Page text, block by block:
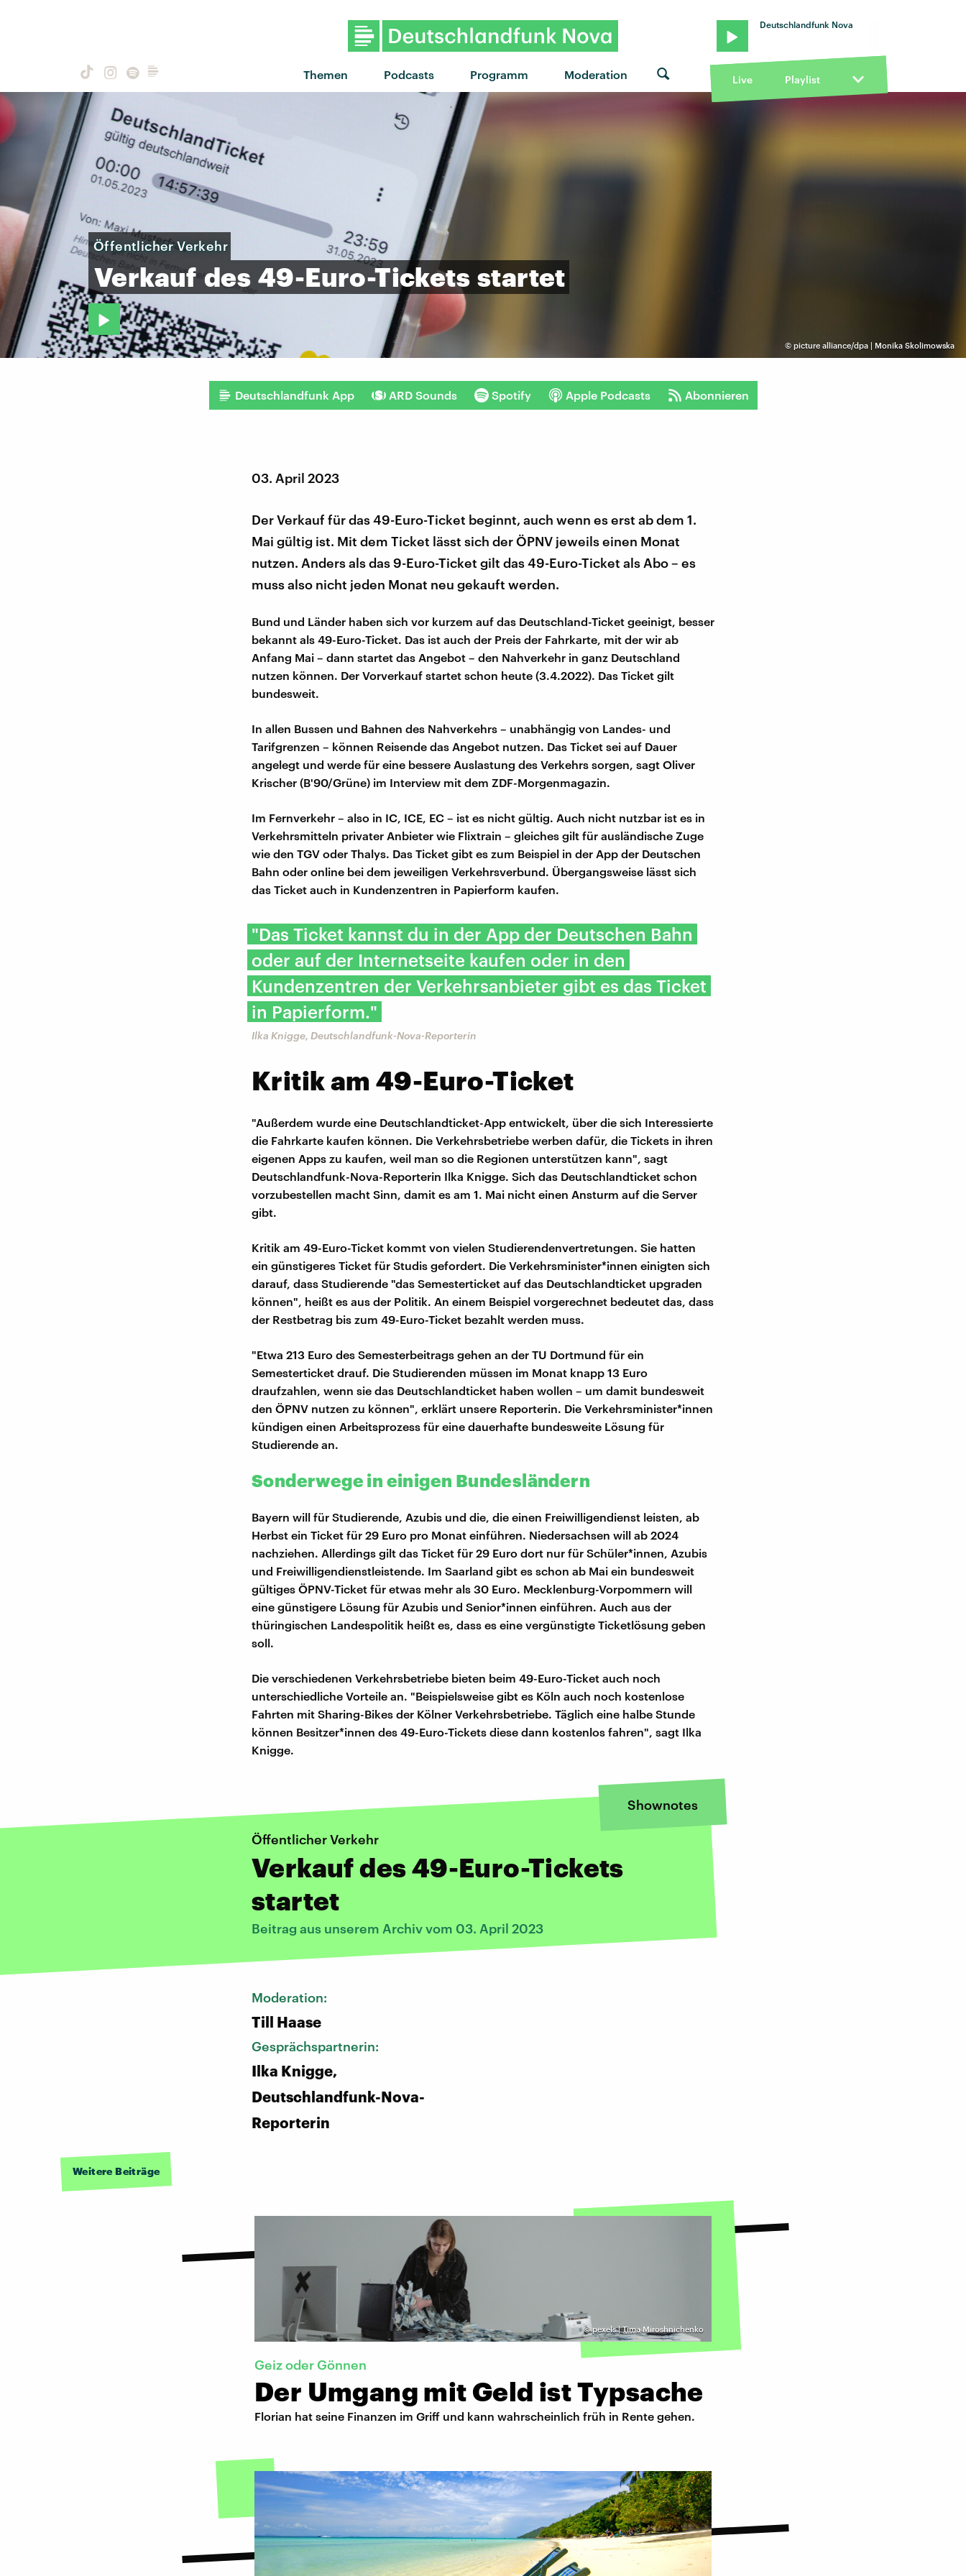
Themen Podcasts Programm Moderation
Deutschlandfunk Nova
Live Playlist
© picture alliance/dpa | Monika Skolimowska
Öffentlicher Verkehr
Verkauf des 49-Euro-Tickets startet
Deutschlandfunk App ARD Sounds Spotify Apple Podcasts Abonnieren
03. April 2023
Der Verkauf für das 49-Euro-Ticket beginnt, auch wenn es erst ab dem 1.
Mai gültig ist. Mit dem Ticket lässt sich der ÖPNV jeweils einen Monat
nutzen. Anders als das 9-Euro-Ticket gilt das 49-Euro-Ticket als Abo – es
muss also nicht jeden Monat neu gekauft werden.
Bund und Länder haben sich vor kurzem auf das Deutschland-Ticket geeinigt, besser
bekannt als 49-Euro-Ticket. Das ist auch der Preis der Fahrkarte, mit der wir ab
Anfang Mai – dann startet das Angebot – den Nahverkehr in ganz Deutschland
nutzen können. Der Vorverkauf startet schon heute (3.4.2022). Das Ticket gilt
bundesweit.
In allen Bussen und Bahnen des Nahverkehrs – unabhängig von Landes- und
Tarifgrenzen – können Reisende das Angebot nutzen. Das Ticket sei auf Dauer
angelegt und werde für eine bessere Auslastung des Verkehrs sorgen, sagt Oliver
Krischer (B'90/Grüne) im Interview mit dem ZDF-Morgenmagazin.
Im Fernverkehr – also in IC, ICE, EC – ist es nicht gültig. Auch nicht nutzbar ist es in
Verkehrsmitteln privater Anbieter wie Flixtrain – gleiches gilt für ausländische Zuge
wie den TGV oder Thalys. Das Ticket gibt es zum Beispiel in der App der Deutschen
Bahn oder online bei dem jeweiligen Verkehrsverbund. Übergangsweise lässt sich
das Ticket auch in Kundenzentren in Papierform kaufen.
"Das Ticket kannst du in der App der Deutschen Bahn
oder auf der Internetseite kaufen oder in den
Kundenzentren der Verkehrsanbieter gibt es das Ticket
in Papierform."
Ilka Knigge, Deutschlandfunk-Nova-Reporterin
Kritik am 49-Euro-Ticket
"Außerdem wurde eine Deutschlandticket-App entwickelt, über die sich Interessierte
die Fahrkarte kaufen können. Die Verkehrsbetriebe werben dafür, die Tickets in ihren
eigenen Apps zu kaufen, weil man so die Regionen unterstützen kann", sagt
Deutschlandfunk-Nova-Reporterin Ilka Knigge. Sich das Deutschlandticket schon
vorzubestellen macht Sinn, damit es am 1. Mai nicht einen Ansturm auf die Server
gibt.
Kritik am 49-Euro-Ticket kommt von vielen Studierendenvertretungen. Sie hatten
ein günstigeres Ticket für Studis gefordert. Die Verkehrsminister*innen einigten sich
darauf, dass Studierende "das Semesterticket auf das Deutschlandticket upgraden
können", heißt es aus der Politik. An einem Beispiel vorgerechnet bedeutet das, dass
der Restbetrag bis zum 49-Euro-Ticket bezahlt werden muss.
"Etwa 213 Euro des Semesterbeitrags gehen an der TU Dortmund für ein
Semesterticket drauf. Die Studierenden müssen im Monat knapp 13 Euro
draufzahlen, wenn sie das Deutschlandticket haben wollen – um damit bundesweit
den ÖPNV nutzen zu können", erklärt unsere Reporterin. Die Verkehrsminister*innen
kündigen einen Arbeitsprozess für eine dauerhafte bundesweite Lösung für
Studierende an.
Sonderwege in einigen Bundesländern
Bayern will für Studierende, Azubis und die, die einen Freiwilligendienst leisten, ab
Herbst ein Ticket für 29 Euro pro Monat einführen. Niedersachsen will ab 2024
nachziehen. Allerdings gilt das Ticket für 29 Euro dort nur für Schüler*innen, Azubis
und Freiwilligendienstleistende. Im Saarland gibt es schon ab Mai ein bundesweit
gültiges ÖPNV-Ticket für etwas mehr als 30 Euro. Mecklenburg-Vorpommern will
eine günstigere Lösung für Azubis und Senior*innen einführen. Auch aus der
thüringischen Landespolitik heißt es, dass es eine vergünstigte Ticketlösung geben
soll.
Die verschiedenen Verkehrsbetriebe bieten beim 49-Euro-Ticket auch noch
unterschiedliche Vorteile an. "Beispielsweise gibt es Köln auch noch kostenlose
Fahrten mit Sharing-Bikes der Kölner Verkehrsbetriebe. Täglich eine halbe Stunde
können Besitzer*innen des 49-Euro-Tickets diese dann kostenlos fahren", sagt Ilka
Knigge.
Shownotes
Öffentlicher Verkehr
Verkauf des 49-Euro-Tickets
startet
Beitrag aus unserem Archiv vom 03. April 2023
Moderation:
Till Haase
Gesprächspartnerin:
Ilka Knigge,
Deutschlandfunk-Nova-
Reporterin
Weitere Beiträge
©pexels | Tima Miroshnichenko
Geiz oder Gönnen
Der Umgang mit Geld ist Typsache
Florian hat seine Finanzen im Griff und kann wahrscheinlich früh in Rente gehen.